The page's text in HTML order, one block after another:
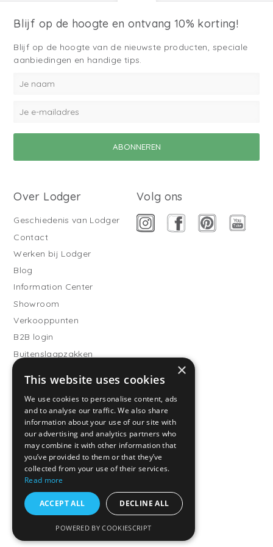
Blijf op de hoogte en ontvang 10% korting!
Blijf op de hoogte van de nieuwste producten, speciale
aanbiedingen en handige tips.
Over Lodger
Geschiedenis van Lodger
Contact
Werken bij Lodger
Blog
Information Center
Showroom
Verkooppunten
B2B login
Buitenslaapzakken
Klantenservice
Veelgestelde vragen
Verzending
Retourneren
Betaalmethodes
Algemene voorwaarden
Privacy Policy
TOG waarde
Volg ons
×
This website uses cookies
We use cookies to personalise content, ads
and to analyse our traffic. We also share
information about your use of our site with
our advertising and analytics partners who
may combine it with other information that
you’ve provided to them or that they’ve
collected from your use of their services.
Read more
ACCEPT ALL DECLINE ALL
POWERED BY COOKIESCRIPT